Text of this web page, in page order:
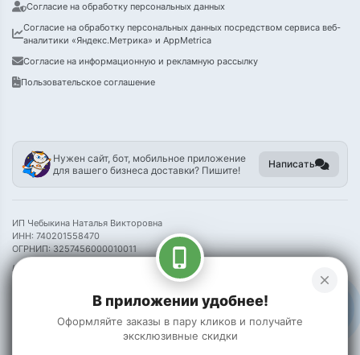
Согласие на обработку персональных данных
Согласие на обработку персональных данных посредством сервиса веб-
аналитики «Яндекс.Метрика» и AppMetrica
Согласие на информационную и рекламную рассылку
Пользовательское соглашение
Нужен сайт, бот, мобильное приложение
для вашего бизнеса доставки? Пишите!
Написать
ИП Чебыкина Наталья Викторовна
ИНН: 740201558470
ОГРНИП: 3257456000010011
Информация на сайте носит справочный характер и не является публичной
close
phone_iphone
В приложении удобнее!
Оформляйте заказы в пару кликов и получайте
эксклюзивные скидки